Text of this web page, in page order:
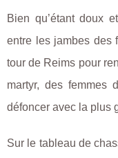
Bien qu’étant doux
entre les jambes des
tour de Reims pour
martyr, des
défoncer avec la plus
Sur le tableau de